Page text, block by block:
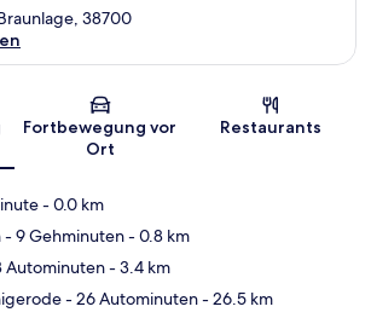
Karte
38700
Fortbewegung vor
Ort
Restaurants
- 0.0 km
- 9 Gehminuten- 0.8 km
Autominuten- 3.4 km
- 26 Autominuten- 26.5 km